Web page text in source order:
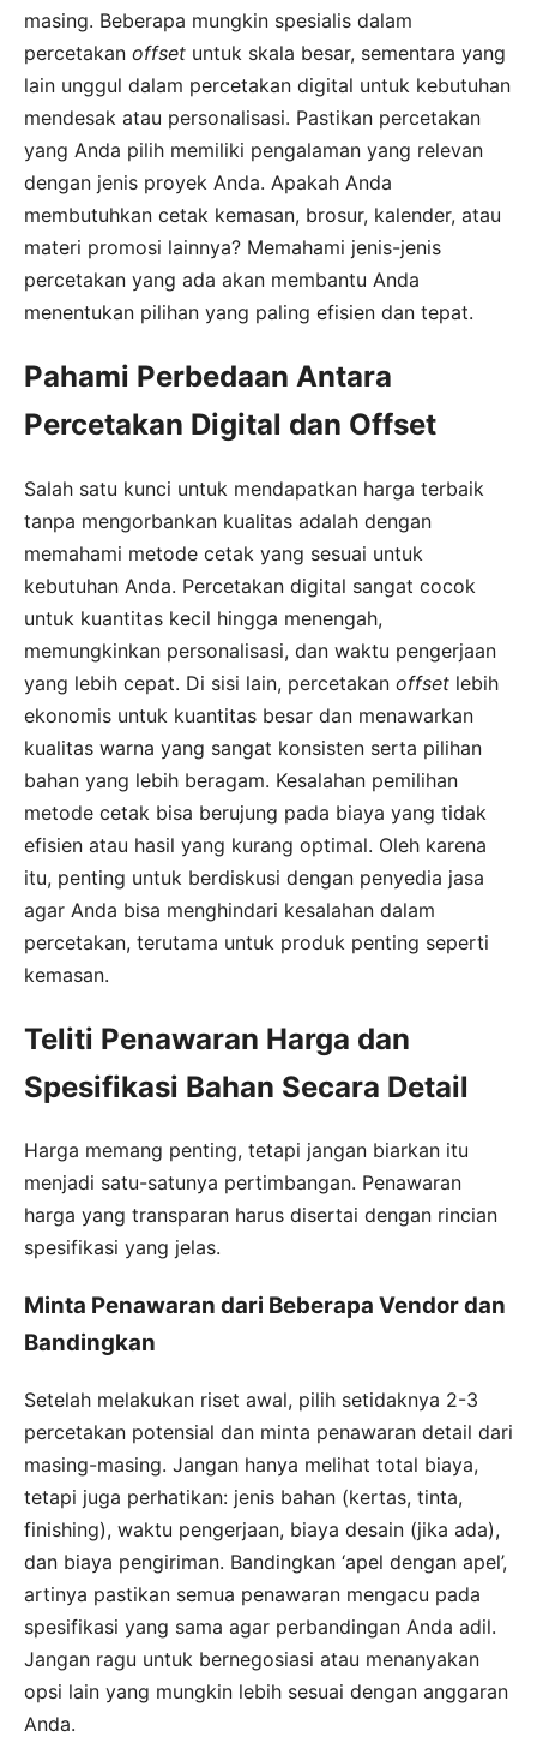
masing. Beberapa mungkin spesialis dalam
percetakan offset untuk skala besar, sementara yang
lain unggul dalam percetakan digital untuk kebutuhan
mendesak atau personalisasi. Pastikan percetakan
yang Anda pilih memiliki pengalaman yang relevan
dengan jenis proyek Anda. Apakah Anda
membutuhkan cetak kemasan, brosur, kalender, atau
materi promosi lainnya? Memahami jenis-jenis
percetakan yang ada akan membantu Anda
menentukan pilihan yang paling efisien dan tepat.
Pahami Perbedaan Antara
Percetakan Digital dan Offset
Salah satu kunci untuk mendapatkan harga terbaik
tanpa mengorbankan kualitas adalah dengan
memahami metode cetak yang sesuai untuk
kebutuhan Anda. Percetakan digital sangat cocok
untuk kuantitas kecil hingga menengah,
memungkinkan personalisasi, dan waktu pengerjaan
yang lebih cepat. Di sisi lain, percetakan offset lebih
ekonomis untuk kuantitas besar dan menawarkan
kualitas warna yang sangat konsisten serta pilihan
bahan yang lebih beragam. Kesalahan pemilihan
metode cetak bisa berujung pada biaya yang tidak
efisien atau hasil yang kurang optimal. Oleh karena
itu, penting untuk berdiskusi dengan penyedia jasa
agar Anda bisa menghindari kesalahan dalam
percetakan, terutama untuk produk penting seperti
kemasan.
Teliti Penawaran Harga dan
Spesifikasi Bahan Secara Detail
Harga memang penting, tetapi jangan biarkan itu
menjadi satu-satunya pertimbangan. Penawaran
harga yang transparan harus disertai dengan rincian
spesifikasi yang jelas.
Minta Penawaran dari Beberapa Vendor dan
Bandingkan
Setelah melakukan riset awal, pilih setidaknya 2-3
percetakan potensial dan minta penawaran detail dari
masing-masing. Jangan hanya melihat total biaya,
tetapi juga perhatikan: jenis bahan (kertas, tinta,
finishing), waktu pengerjaan, biaya desain (jika ada),
dan biaya pengiriman. Bandingkan ‘apel dengan apel’,
artinya pastikan semua penawaran mengacu pada
spesifikasi yang sama agar perbandingan Anda adil.
Jangan ragu untuk bernegosiasi atau menanyakan
opsi lain yang mungkin lebih sesuai dengan anggaran
Anda.